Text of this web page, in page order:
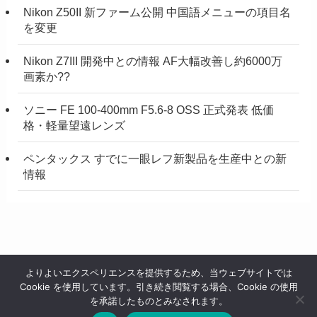
Nikon Z50II 新ファーム公開 中国語メニューの項目名
を変更
Nikon Z7III 開発中との情報 AF大幅改善し約6000万
画素か??
ソニー FE 100-400mm F5.6-8 OSS 正式発表 低価
格・軽量望遠レンズ
ペンタックス すでに一眼レフ新製品を生産中との新
情報
プライバシーポリシー／利用規約
よりよいエクスペリエンスを提供するため、当ウェブサイトでは
Cookie を使用しています。引き続き閲覧する場合、Cookie の使用
を承諾したものとみなされます。